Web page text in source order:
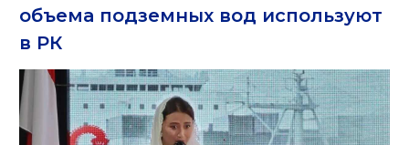
объема подземных вод используют
в РК